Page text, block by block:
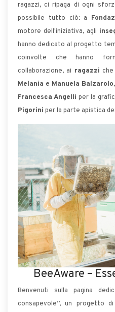
ragazzi, ci ripaga di ogni
possibile tutto ciò: a
motore dell'iniziativa, agli
hanno dedicato al progetto
coinvolte che hanno
collaborazione, ai ragazzi
Melania e Manuela Balzarolo
Francesca Angelli per la
Pigorini per la parte apistica
BeeAware –
Benvenuti sulla pagina
consapevole”, un progetto